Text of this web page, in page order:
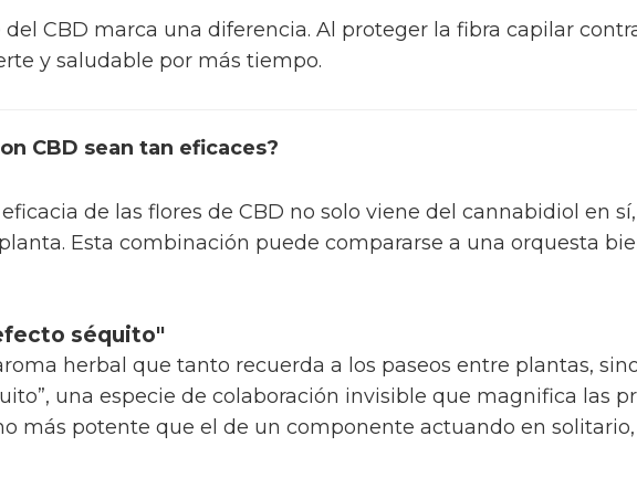
CBD marca una diferencia. Al proteger la fibra capilar
y saludable por más tiempo.
CBD sean tan eficaces?
de las flores de CBD no solo viene del cannabidiol en
Esta combinación puede compararse a una orquesta
séquito"
herbal que tanto recuerda a los paseos entre plantas,
una especie de colaboración invisible que magnifica las
más potente que el de un componente actuando en